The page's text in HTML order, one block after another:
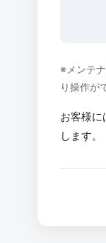
※メンテ
り操作が
お客様に
します。